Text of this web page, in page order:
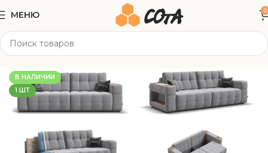
МЕНЮ 0
Мягкая мебель
В НАЛИЧИИ
1 ШТ